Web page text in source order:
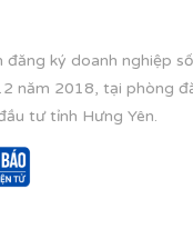
đăng ký doanh nghiệp
năm 2018, tại phòng
tư tỉnh Hưng Yên.